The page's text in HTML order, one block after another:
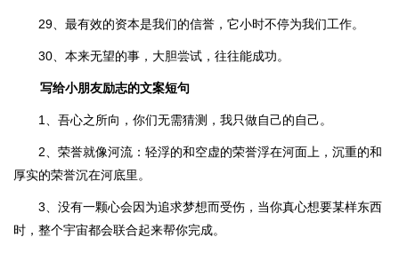
29、最有效的资本是我们的信誉，它小时不停为我们工作。
30、本来无望的事，大胆尝试，往往能成功。
写给小朋友励志的文案短句
1、吾心之所向，你们无需猜测，我只做自己的自己。
2、荣誉就像河流：轻浮的和空虚的荣誉浮在河面上，沉重的和
厚实的荣誉沉在河底里。
3、没有一颗心会因为追求梦想而受伤，当你真心想要某样东西
时，整个宇宙都会联合起来帮你完成。